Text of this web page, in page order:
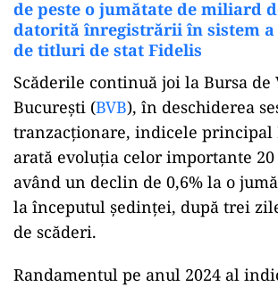
de peste o jumătate de miliard
datorită înregistrării în sistem
de titluri de stat Fidelis
Scăderile continuă joi la Bursa de
Bucureşti (BVB), în deschiderea
tranzacţionare, indicele principal
arată evoluţia celor importante
având un declin de 0,6% la o
la începutul şedinţei, după trei
de scăderi.
Randamentul pe anul 2024 al